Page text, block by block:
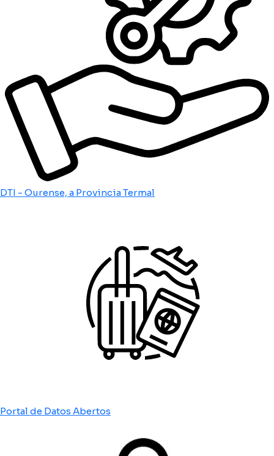
DTI - Ourense, a Provincia Termal
Portal de Datos Abertos